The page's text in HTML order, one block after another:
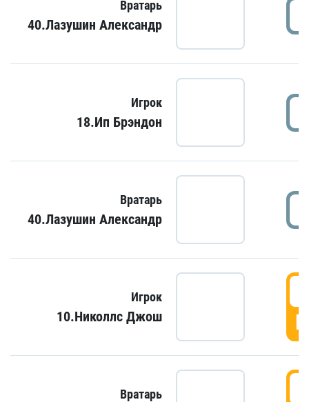
Вратарь
40.Лазушин Александр
Игрок
18.Ип Брэндон
Вратарь
40.Лазушин Александр
Игрок
10.Николлс Джош
Вратарь